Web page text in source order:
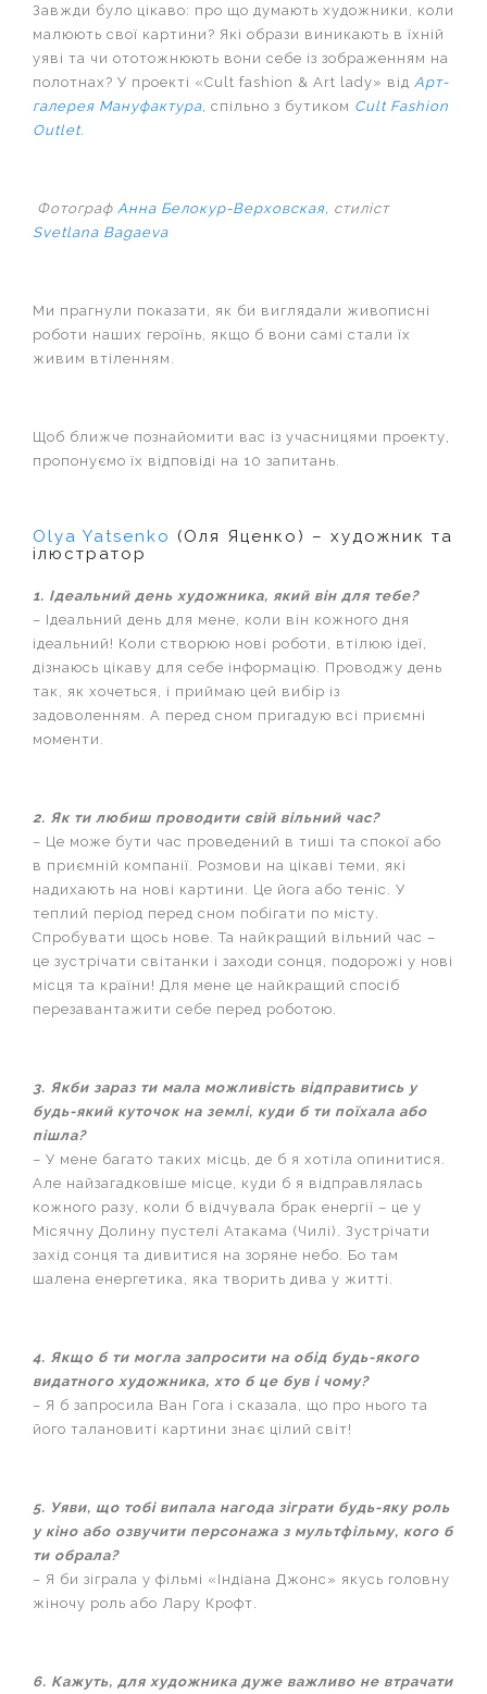
Завжди було цікаво: про що думають художники, коли
малюють свої картини? Які образи виникають в їхній
уяві та чи ототожнюють вони себе із зображенням на
полотнах? У проекті «Cult fashion & Аrt lady» від Арт-
галерея Мануфактура, спільно з бутиком Cult Fashion
Outlet.
Фотограф Анна Белокур-Верховская, стиліст
Svetlana Bagaeva
Ми прагнули показати, як би виглядали живописні
роботи наших героїнь, якщо б вони самі стали їх
живим втіленням.
Щоб ближче познайомити вас із учасницями проекту,
пропонуємо їх відповіді на 10 запитань.
Olya Yatsenko (Оля Яценко) – художник та
ілюстратор
1. Ідеальний день художника, який він для тебе?
– Ідеальний день для мене, коли він кожного дня
ідеальний! Коли створюю нові роботи, втілюю ідеї,
дізнаюсь цікаву для себе інформацію. Проводжу день
так, як хочеться, і приймаю цей вибір із
задоволенням. А перед сном пригадую всі приємні
моменти.
2. Як ти любиш проводити свій вільний час?
– Це може бути час проведений в тиші та спокої або
в приємній компанії. Розмови на цікаві теми, які
надихають на нові картини. Це йога або теніс. У
теплий період перед сном побігати по місту.
Спробувати щось нове. Та найкращий вільний час –
це зустрічати світанки і заходи сонця, подорожі у нові
місця та країни! Для мене це найкращий спосіб
перезавантажити себе перед роботою.
3. Якби зараз ти мала можливість відправитись у
будь-який куточок на землі, куди б ти поїхала або
пішла?
– У мене багато таких місць, де б я хотіла опинитися.
Але найзагадковіше місце, куди б я відправлялась
кожного разу, коли б відчувала брак енергії – це у
Місячну Долину пустелі Атакама (Чилі). Зустрічати
захід сонця та дивитися на зоряне небо. Бо там
шалена енергетика, яка творить дива у житті.
4. Якщо б ти могла запросити на обід будь-якого
видатного художника, хто б це був і чому?
– Я б запросила Ван Гога і сказала, що про нього та
його талановиті картини знає цілий світ!
5. Уяви, що тобі випала нагода зіграти будь-яку роль
у кіно або озвучити персонажа з мультфільму, кого б
ти обрала?
– Я би зіграла у фільмі «Індіана Джонс» якусь головну
жіночу роль або Лару Крофт.
6. Кажуть, для художника дуже важливо не втрачати